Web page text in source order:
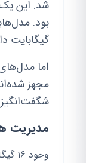
شد. این یک
گیگابایت دارای ۸
مجهز
مدیریت